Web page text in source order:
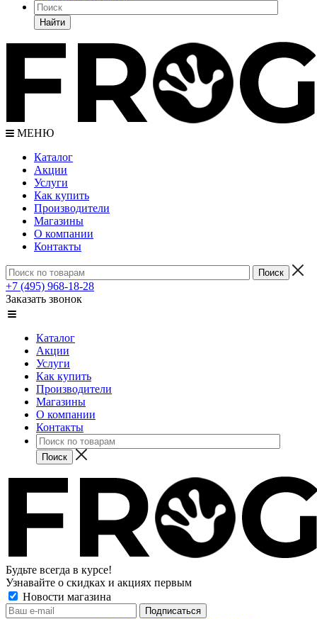
Найти
МЕНЮ
Каталог
Акции
Услуги
Как купить
Производители
Магазины
О компании
Контакты
+7 (495) 968-18-28
Заказать звонок
Каталог
Акции
Услуги
Как купить
Производители
Магазины
О компании
Контакты
Будьте всегда в курсе!
Узнавайте о скидках и акциях первым
Новости магазина